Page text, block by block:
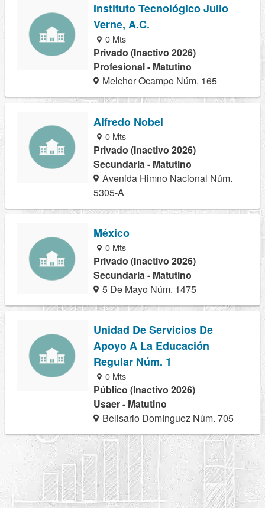
Instituto Tecnológico Julio
Verne, A.C.
0 Mts
Privado (Inactivo 2026)
Profesional - Matutino
Melchor Ocampo Núm. 165
Alfredo Nobel
0 Mts
Privado (Inactivo 2026)
Secundaria - Matutino
Avenida Himno Nacional Núm.
5305-A
México
0 Mts
Privado (Inactivo 2026)
Secundaria - Matutino
5 De Mayo Núm. 1475
Unidad De Servicios De
Apoyo A La Educación
Regular Núm. 1
0 Mts
Público (Inactivo 2026)
Usaer - Matutino
Belisario Domínguez Núm. 705